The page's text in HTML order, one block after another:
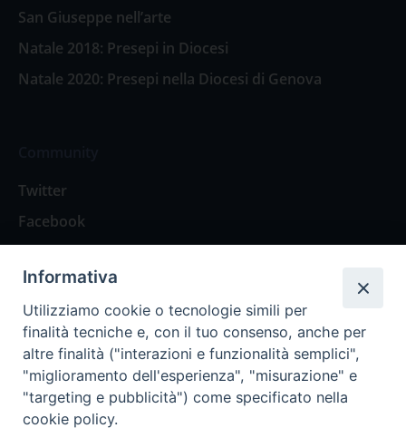
San Giuseppe nell’arte
Natale 2018: Presepi in Diocesi
Natale 2020: Presepi nella Diocesi di Genova
Twitter
Facebook
Contattaci
Spazio Lettori
Eventi
Eventi diocesani
Informativa
Utilizziamo cookie o tecnologie simili per
finalità tecniche e, con il tuo consenso, anche per
altre finalità ("interazioni e funzionalità semplici",
"miglioramento dell'esperienza", "misurazione" e
"targeting e pubblicità") come specificato nella
cookie policy.